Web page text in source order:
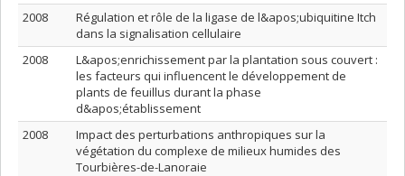
2008
Régulation et rôle de la ligase de l&apos;ubiquitine Itch
dans la signalisation cellulaire
2008
L&apos;enrichissement par la plantation sous couvert :
les facteurs qui influencent le développement de
plants de feuillus durant la phase
d&apos;établissement
2008
Impact des perturbations anthropiques sur la
végétation du complexe de milieux humides des
Tourbières-de-Lanoraie